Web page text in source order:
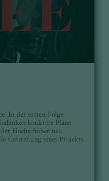
In der ersten Folge
konkrete Pläne
Hochschober neu
Entstehung eines Projekts,